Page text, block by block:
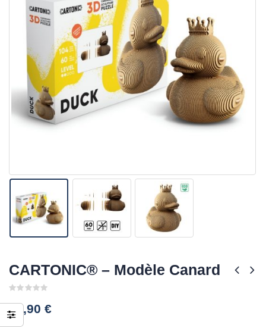
CARTONIC® – Modèle Canard
of
36,90 €